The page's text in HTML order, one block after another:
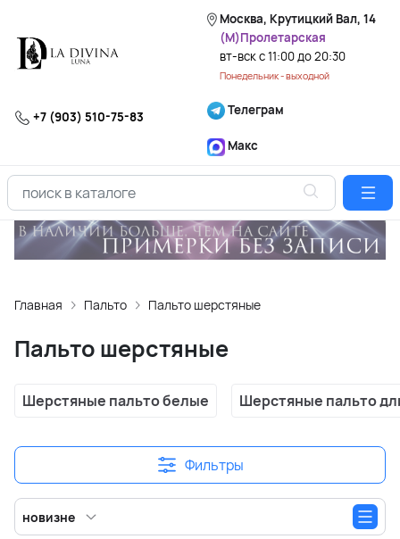
Москва, Крутицкий Вал, 14
(М)Пролетарская
вт-вск с 11:00 до 20:30
Понедельник - выходной
+7 (903) 510-75-83 Телеграм
Макс
Главная Пальто Пальто шерстяные
Пальто шерстяные
Шерстяные пальто белые Шерстяные пальто
Фильтры
новизне